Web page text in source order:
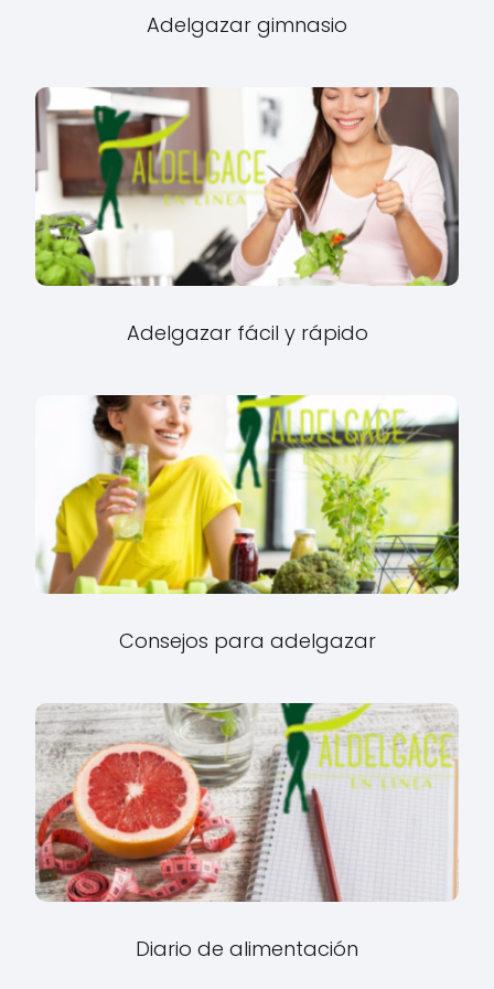
Adelgazar gimnasio
Adelgazar fácil y rápido
Consejos para adelgazar
Diario de alimentación